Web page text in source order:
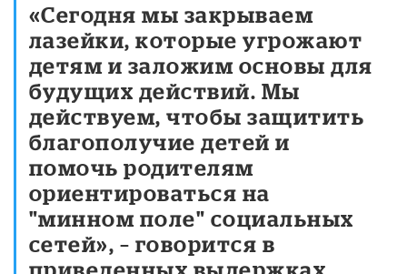
«Сегодня мы закрываем
лазейки, которые угрожают
детям и заложим основы для
будущих действий. Мы
действуем, чтобы защитить
благополучие детей и
помочь родителям
ориентироваться на
"минном поле" социальных
сетей», – говорится в
приведенных выдержках